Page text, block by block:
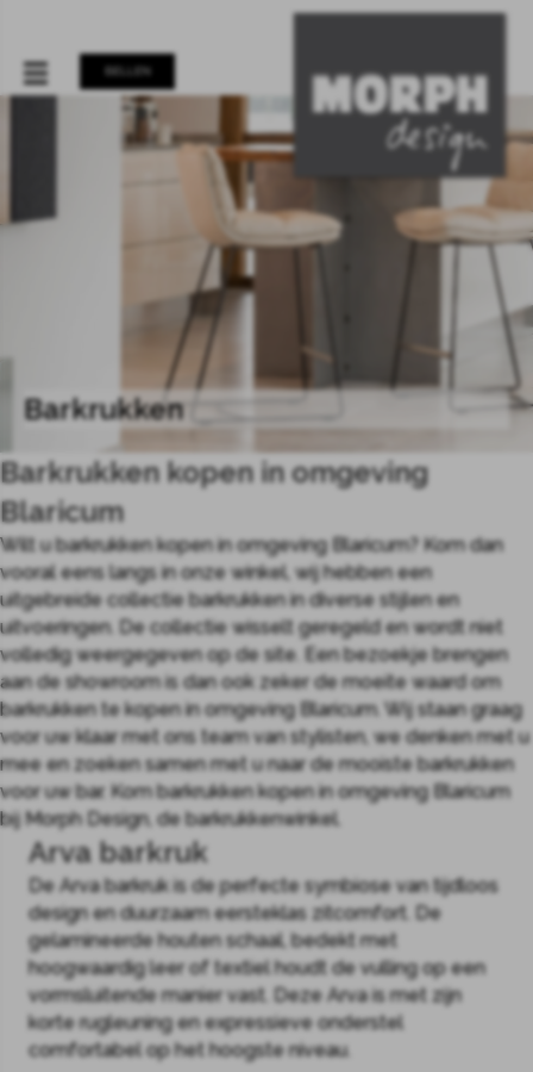
BELLEN
Barkrukken
Barkrukken kopen in omgeving
Blaricum
Wilt u barkrukken kopen in omgeving Blaricum? Kom dan
vooral eens langs in onze winkel, wij hebben een
uitgebreide collectie barkrukken in diverse stijlen en
uitvoeringen. De collectie wisselt geregeld en wordt niet
volledig weergegeven op de site. Een bezoekje brengen
aan de showroom is dan ook zeker de moeite waard om
barkrukken te kopen in omgeving Blaricum. Wij staan graag
voor uw klaar met ons team van stylisten, we denken met u
mee en zoeken samen met u naar de mooiste barkrukken
voor uw bar. Kom barkrukken kopen in omgeving Blaricum
bij Morph Design, de barkrukkenwinkel.
Arva barkruk
De Arva barkruk is de perfecte symbiose van tijdloos
design en duurzaam eersteklas zitcomfort. De
gelamineerde houten schaal, bedekt met
hoogwaardig leer of textiel houdt de vulling op een
vormsluitende manier vast. Deze Arva is met zijn
korte rugleuning en expressieve onderstel
comfortabel op het hoogste niveau.